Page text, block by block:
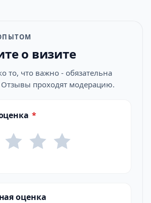
о визите
то, что важно - обязательна
проходят модерацию.
*
оценка